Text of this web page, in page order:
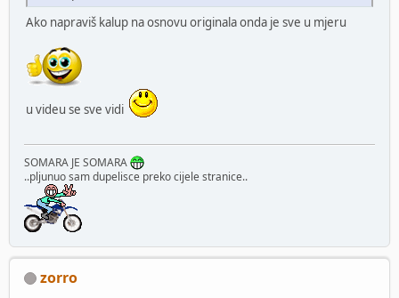
Ako napraviš kalup na osnovu originala onda je sve u mjeru
u videu se sve vidi
SOMARA JE SOMARA
..pljunuo sam dupelisce preko cijele stranice..
zorro